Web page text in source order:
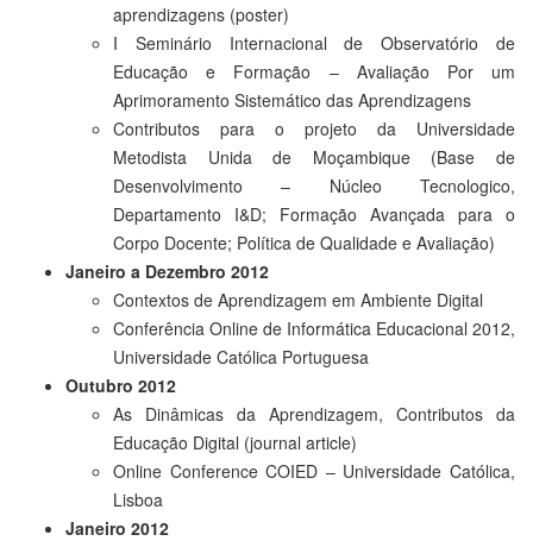
aprendizagens (poster)
I Seminário Internacional de Observatório de
Educação e Formação – Avaliação Por um
Aprimoramento Sistemático das Aprendizagens
Contributos para o projeto da Universidade
Metodista Unida de Moçambique (Base de
Desenvolvimento – Núcleo Tecnologico,
Departamento I&D; Formação Avançada para o
Corpo Docente; Política de Qualidade e Avaliação)
Janeiro a Dezembro 2012
Contextos de Aprendizagem em Ambiente Digital
Conferência Online de Informática Educacional 2012,
Universidade Católica Portuguesa
Outubro 2012
As Dinâmicas da Aprendizagem, Contributos da
Educação Digital (journal article)
Online Conference COIED – Universidade Católica,
Lisboa
Janeiro 2012